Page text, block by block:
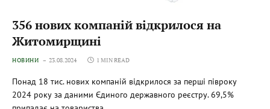
356 нових компаній відкрилося на
Житомирщині
НОВИНИ 23.08.2024 1 MIN READ
Понад 18 тис. нових компаній відкрилося за перші півроку
2024 року за даними Єдиного державного реєстру. 69,5%